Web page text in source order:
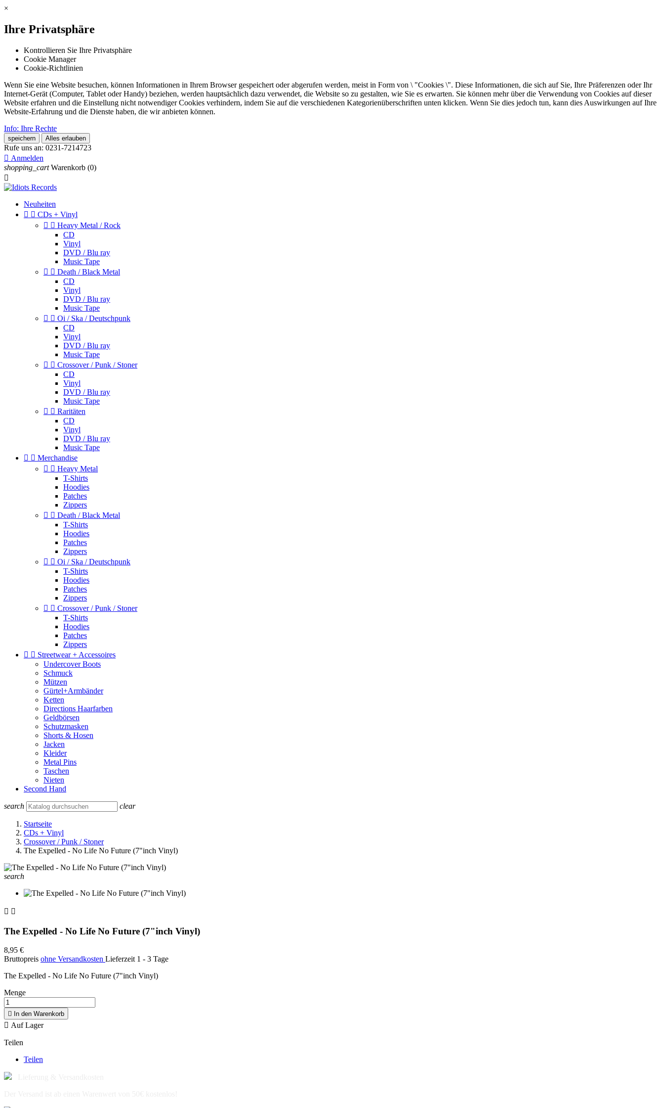
×
Ihre Privatsphäre
Kontrollieren Sie Ihre Privatsphäre
Cookie Manager
Cookie-Richtlinien
Wenn Sie eine Website besuchen, können Informationen in Ihrem Browser gespeichert oder abgerufen werden, meist in Form von \ "Cookies \". Diese Informationen, die sich auf Sie, Ihre Präferenzen oder Ihr
Internet-Gerät (Computer, Tablet oder Handy) beziehen, werden hauptsächlich dazu verwendet, die Website so zu gestalten, wie Sie es erwarten. Sie können mehr über die Verwendung von Cookies auf dieser
Website erfahren und die Einstellung nicht notwendiger Cookies verhindern, indem Sie auf die verschiedenen Kategorienüberschriften unten klicken. Wenn Sie dies jedoch tun, kann dies Auswirkungen auf Ihre
Website-Erfahrung und die Dienste haben, die wir anbieten können.
Info: Ihre Rechte
speichern Alles erlauben
Rufe uns an: 0231-7214723
 Anmelden
shopping_cart Warenkorb (0)

Neuheiten
  CDs + Vinyl
  Heavy Metal / Rock
CD
Vinyl
DVD / Blu ray
Music Tape
  Death / Black Metal
CD
Vinyl
DVD / Blu ray
Music Tape
  Oi / Ska / Deutschpunk
CD
Vinyl
DVD / Blu ray
Music Tape
  Crossover / Punk / Stoner
CD
Vinyl
DVD / Blu ray
Music Tape
  Raritäten
CD
Vinyl
DVD / Blu ray
Music Tape
  Merchandise
  Heavy Metal
T-Shirts
Hoodies
Patches
Zippers
  Death / Black Metal
T-Shirts
Hoodies
Patches
Zippers
  Oi / Ska / Deutschpunk
T-Shirts
Hoodies
Patches
Zippers
  Crossover / Punk / Stoner
T-Shirts
Hoodies
Patches
Zippers
  Streetwear + Accessoires
Undercover Boots
Schmuck
Mützen
Gürtel+Armbänder
Ketten
Directions Haarfarben
Geldbörsen
Schutzmasken
Shorts & Hosen
Jacken
Kleider
Metal Pins
Taschen
Nieten
Second Hand
search clear
Startseite
CDs + Vinyl
Crossover / Punk / Stoner
The Expelled - No Life No Future (7"inch Vinyl)
search
 
The Expelled - No Life No Future (7"inch Vinyl)
8,95 €
Bruttopreis ohne Versandkosten Lieferzeit 1 - 3 Tage
The Expelled - No Life No Future (7"inch Vinyl)
Menge
 In den Warenkorb
 Auf Lager
Teilen
Teilen